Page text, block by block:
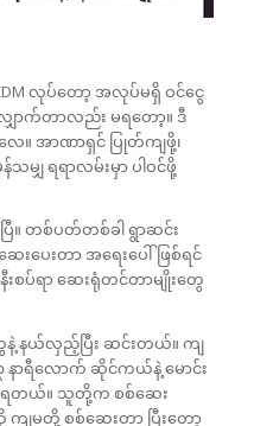
လုပ်တော့ အလုပ်မရှိ ဝင်ငွေ
ာက်တာလည်း မရတော့။ ဒီ
။ အာဏာရှင် ပြုတ်ကျဖို့၊
ျှ ရရာလမ်းမှာ ပါဝင်ဖို့
။ တစ်ပတ်တစ်ခါ ရွာဆင်း
းပေးတာ အရေးပေါ်ဖြစ်ရင်
ပ်ရာ ဆေးရုံတင်တာမျိုးတွေ
နယ်လှည့်ပြီး ဆင်းတယ်။ ကျ
နာရီလောက် ဆိုင်ကယ်နဲ့ ‌မောင်း
ရတယ်။ သူတို့က စစ်ဆေး
ကျမတို့ စစ်ဆေးတာ ပြီးတော့